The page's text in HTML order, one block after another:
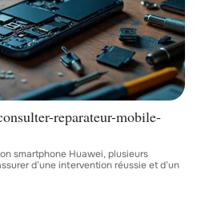
reparateur-mobile-
smartphone Huawei, plusieurs
d’une intervention réussie et d’un